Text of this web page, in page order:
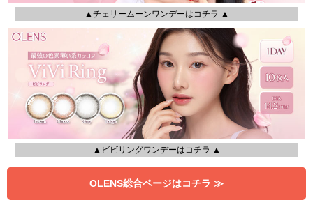
▲チェリームーンワンデーはコチラ ▲
▲ビビリングワンデーはコチラ ▲
OLENS総合ページはコチラ ≫